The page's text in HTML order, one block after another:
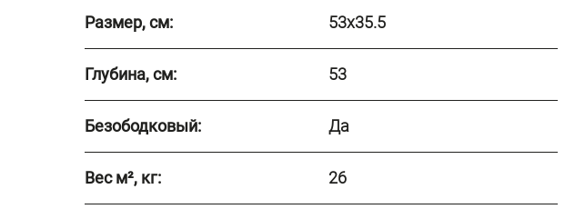
Размер, см: 53x35.5
Глубина, см: 53
Безободковый: Да
Вес м², кг: 26